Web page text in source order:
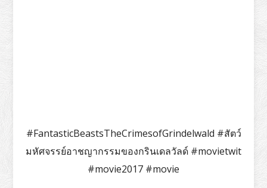
#FantasticBeastsTheCrimesofGrindelwald #สัตว์
มหัศจรรย์อาชญากรรมของกรินเดลวัลด์ #movietwit
#movie2017 #movie